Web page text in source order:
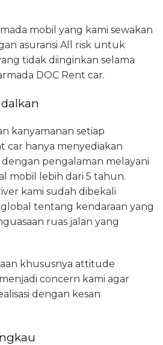
mobil yang kami sewakan
asuransi All risk untuk
tidak diinginkan selama
DOC Rent car.
kanyamanan setiap
car hanya menyediakan
pengalaman melayani
mobil lebih dari 5 tahun.
kami sudah dibekali
tentang kendaraan yang
ruas jalan yang
khususnya attitude
concern kami agar
dengan kesan